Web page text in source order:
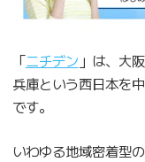
「ニチデン 」は、大
兵庫という西日本を
です。
いわゆる地域密着型